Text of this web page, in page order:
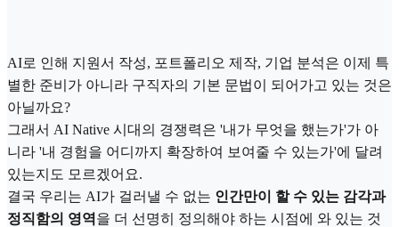
AI로 인해 지원서 작성, 포트폴리오 제작, 기업 분석은 이제 특
별한 준비가 아니라 구직자의 기본 문법이 되어가고 있는 것은
아닐까요?
그래서 AI Native 시대의 경쟁력은 '내가 무엇을 했는가'가 아
니라 '내 경험을 어디까지 확장하여 보여줄 수 있는가'에 달려
있는지도 모르겠어요.
결국 우리는 AI가 걸러낼 수 없는 인간만이 할 수 있는 감각과
정직함의 영역을 더 선명히 정의해야 하는 시점에 와 있는 것